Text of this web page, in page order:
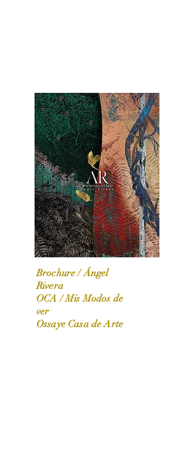
OCA|News 31 / Marzo-Abril / 2024
Brochure / Ángel
Rivera
OCA / Mis Modos de
ver
Ossaye Casa de Arte